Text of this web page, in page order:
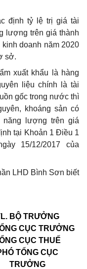
định tỷ lệ trị giá tài
lượng trên giá thành
doanh năm 2020
sở.
xuất khẩu là hàng
liệu chính là tài
gốc trong nước thì
khoáng sản có
lượng trên giá
tại Khoản 1 Điều 1
15/12/2017 của
LHD Bình Sơn biết
BỘ TRƯỞNG
CỤC TRƯỞNG
CỤC THUẾ
TỔNG CỤC
TRƯỞNG